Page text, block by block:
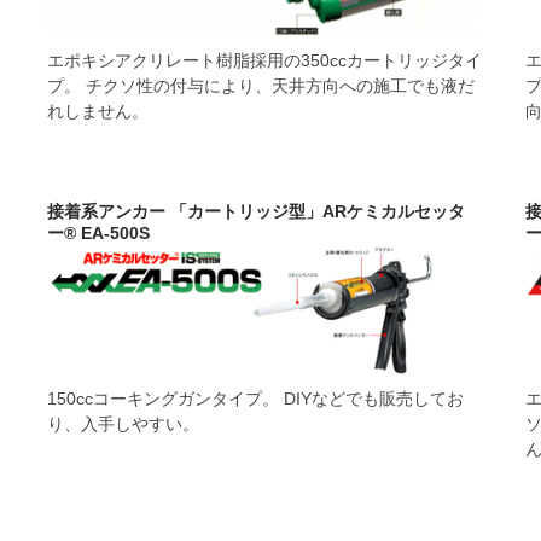
機能をスマートフォン・タブレットからもご利用い
ューアルいたしました。
エポキシアクリレート樹脂採用の350ccカートリッジタイ
プ。 チクソ性の付与により、天井方向への施工でも液だ
れしません。
接着系アンカー 「カートリッジ型」ARケミカルセッタ
ー® EA-500S
150ccコーキングガンタイプ。 DIYなどでも販売してお
り、入手しやすい。